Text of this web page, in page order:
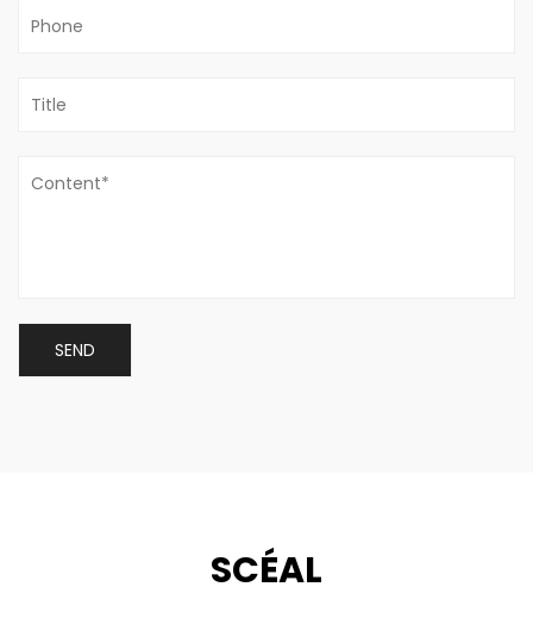
SCÉAL